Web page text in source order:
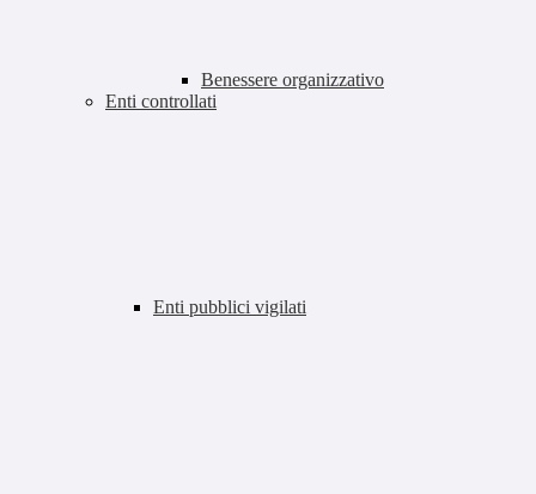
Benessere organizzativo
Enti controllati
Enti pubblici vigilati